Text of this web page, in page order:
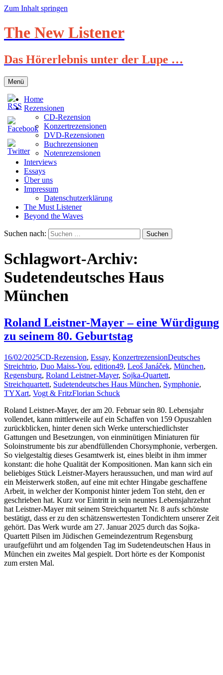
Zum Inhalt springen
The New Listener
Das Hörerlebnis unter der Lupe …
Menü
Home
Rezensionen
CD-Rezension
Konzertrezensionen
DVD-Rezensionen
Buchrezensionen
Notenrezensionen
Interviews
Essays
Über uns
Impressum
Datenschutzerklärung
The Must Listener
Beyond the Waves
Suchen nach:
Schlagwort-Archiv:
Sudetendeutsches Haus
München
Roland Leistner-Mayer – eine Würdigung
zu seinem 80. Geburtstag
16/02/2025CD-Rezension, Essay, KonzertrezensionDeutsches
Streichtrio, Duo Maiss-You, edition49, Leoš Janáček, München,
Regensburg, Roland Leistner-Mayer, Sojka-Quartett,
Streichquartett, Sudetendeutsches Haus München, Symphonie,
TYXart, Vogt & FritzFlorian Schuck
Roland Leistner-Mayer, der am 20. Februar sein 80. Lebensjahr
vollendet, kann mittlerweile auf ein Schaffen von 159 Opuszahlen
zurückblicken, hinter denen sich Werke unterschiedlichster
Gattungen und Besetzungen, von einminütigen Miniaturen für
Soloinstrumente bis zur abendfüllenden Chorsymphonie, verbergen.
So vielgestaltig dieses Gesamtwerk ist, eines bleibt in ihm immer
konstant: die hohe Qualität der Kompositionen. Man kann sich ein
beliebiges Stück Leistner-Mayers heraussuchen, und man wird auf
ein Meisterwerk stoßen, auf eine mit echter Hingabe geschaffene
Arbeit, in welcher der Komponist hinter jedem Ton steht, den er
geschrieben hat. Kurz vor Eintritt in sein neuntes Lebensjahrzehnt
hat Leistner-Mayer mit seinem Streichquartett Nr. 8 aufs schönste
bestätigt, dass er zu den schätzenswertesten Tondichtern unserer Zeit
gehört. Das Werk wurde am 27. Januar 2025 durch das Sojka-
Quartett Pilsen im Jüdischen Gemeindezentrum Regensburg
uraufgeführt und am folgenden Tag im Sudetendeutschen Haus in
München ein zweites Mal gespielt. Dort hörte es der Komponist
zum ersten Mal.